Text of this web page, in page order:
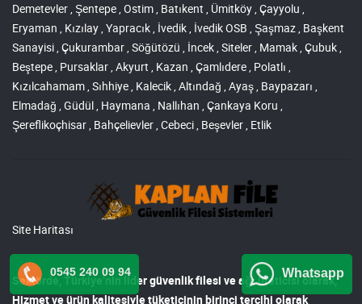
Demetevler , Şentepe , Ostim , Batıkent , Ümitköy , Çayyolu ,
Eryaman , Kızılay , Yapracık , İvedik , İvedik OSB , Şaşmaz , Başkent
Sanayisi , Çukurambar , Söğütözü , İncek , Siteler , Mamak , Çubuk ,
Beştepe , Pursaklar , Akyurt , Kazan , Çamlıdere , Polatlı ,
Kızılcahamam , Sıhhiye , Kalecik , Altındağ , Ayaş , Baypazarı ,
Elmadağ , Güdül , Haymana , Nallıhan , Çankaya Koru ,
Şereflikoçhisar , Bahçelievler , Cebeci , Beşevler , Etlik
Site Haritası
Sektörde, Türkiye’nin lidergüvenlik filesi ve ağıüreticisi olarak,
Hizmet ve ürün kalitesiyle tüketicinin birinci tercihi olarak
0545 240 09 94 Whatsapp